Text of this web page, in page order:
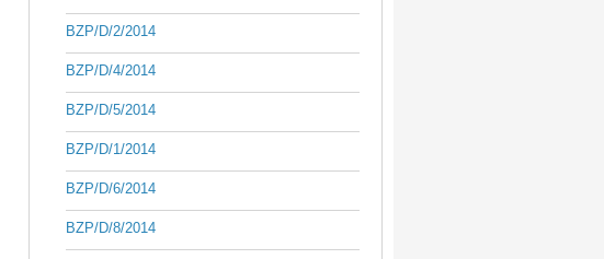
BZP/D/2/2014
BZP/D/4/2014
BZP/D/5/2014
BZP/D/1/2014
BZP/D/6/2014
BZP/D/8/2014